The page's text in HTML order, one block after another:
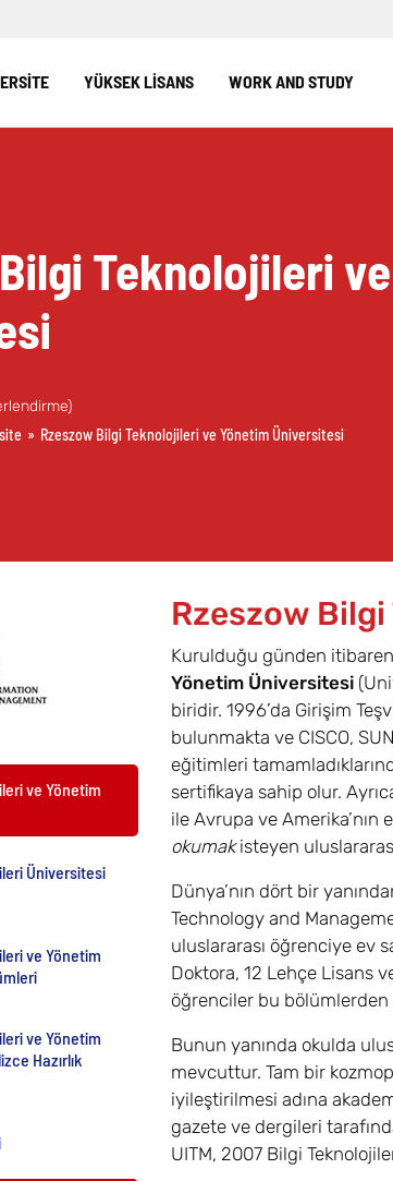
YÜKSEK LİSANS WORK AND STUDY
Teknolojileri
» Rzeszow Bilgi Teknolojileri ve Yönetim Üniversitesi
ve Yönetim
Üniversitesi
ve Yönetim
ve Yönetim
Hazırlık
Rzeszow
Kurulduğu günden itibaren
Yönetim Üniversitesi
biridir. 1996’da Girişim
bulunmakta ve CISCO,
eğitimleri
sertifikaya sahip olur.
ile Avrupa ve
okumakisteyen
Dünya’nın dört bir
Technology and
uluslararası öğrenciye ev
Doktora, 12 Lehçe Lisans
öğrenciler bu
Bunun yanında okulda
mevcuttur. Tam bir
iyileştirilmesi adına
gazete ve dergileri
UITM, 2007 Bilgi